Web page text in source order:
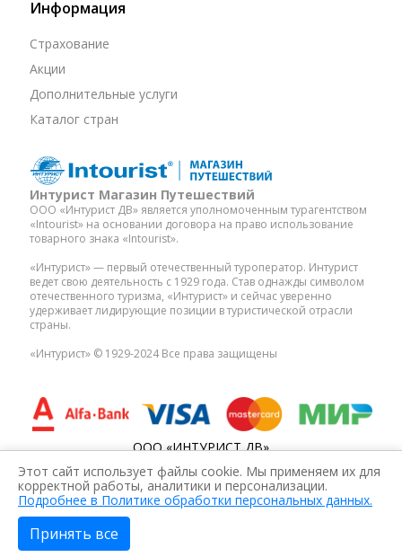
Информация
Страхование
Акции
Дополнительные услуги
Каталог стран
Интурист Магазин Путешествий
ООО «Интурист ДВ» является уполномоченным турагентством
«Intourist» на основании договора на право использование
товарного знака «Intourist».
«Интурист» — первый отечественный туроператор. Интурист
ведет свою деятельность с 1929 года. Став однажды символом
отечественного туризма, «Интурист» и сейчас уверенно
удерживает лидирующие позиции в туристической отрасли
страны.
«Интурист» © 1929-2024 Все права защищены
ООО «ИНТУРИСТ ДВ»
ОГРН: 1172536024000
© intourdv.ru 2026. All rights reserved.
Условия использования
Политика конфиденциальности
Этот сайт использует файлы cookie. Мы применяем их для
корректной работы, аналитики и персонализации.
Подробнее в Политике обработки персональных данных.
Принять все